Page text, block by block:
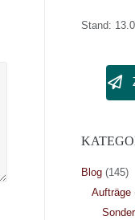
Stand:
Blog(145)
Aufträge